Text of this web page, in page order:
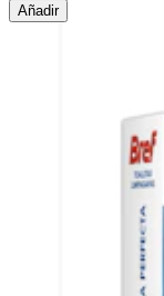
Añadir